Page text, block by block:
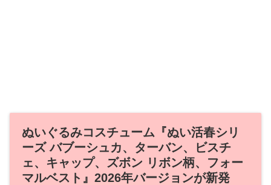
ぬいぐるみコスチューム『ぬい活春シリ
ーズ バブーシュカ、ターバン、ビスチ
ェ、キャップ、ズボン リボン柄、フォー
マルベスト』2026年バージョンが新発